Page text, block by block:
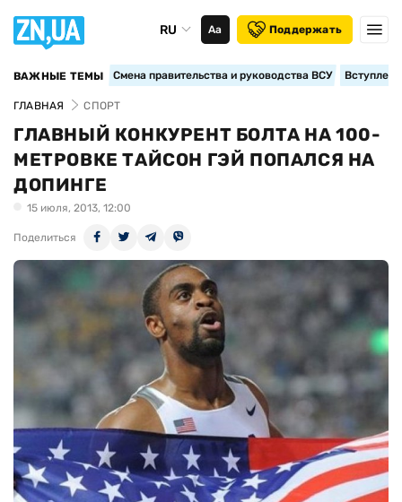
RU Аа Поддержать
ВАЖНЫЕ ТЕМЫ Смена правительства и руководства ВСУ
ГЛАВНАЯ СПОРТ
ГЛАВНЫЙ КОНКУРЕНТ БОЛТА НА 100-
МЕТРОВКЕ ТАЙСОН ГЭЙ ПОПАЛСЯ НА
ДОПИНГЕ
15 июля, 2013, 12:00
Поделиться